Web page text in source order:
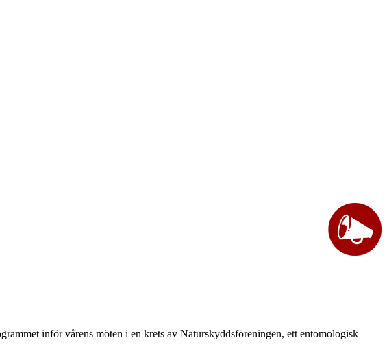
inför vårens möten i en krets av Naturskyddsföreningen, ett entomologisk